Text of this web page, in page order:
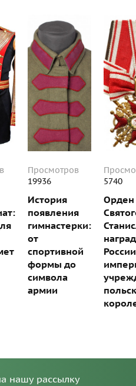
Просмотров
19936
История
появления
гимнастерки:
от
спортивной
формы до
символа
армии
5740
Орден
нашу рассылку